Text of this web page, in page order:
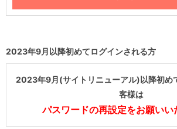
2023年9月以降初めてログインされる方
2023年9月(サイトリニューアル)以降初め
客様は
パスワードの再設定をお願いい